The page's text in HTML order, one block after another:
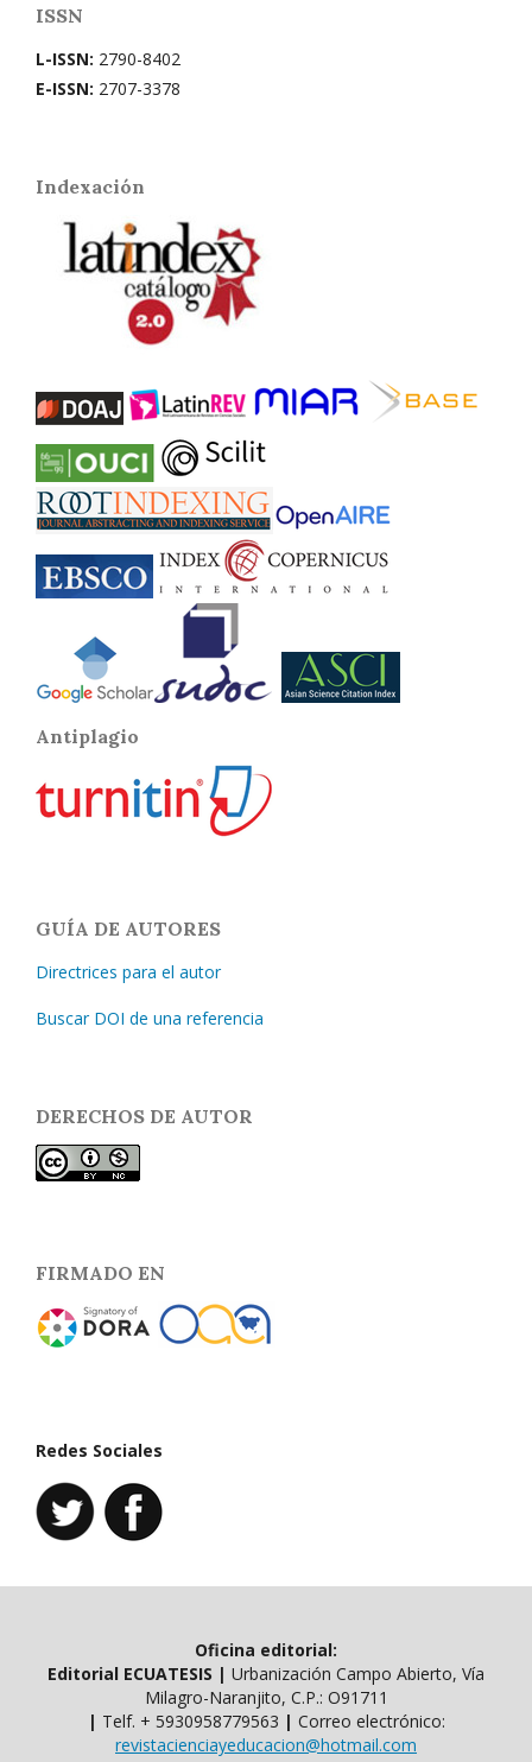
ISSN
L-ISSN: 2790-8402
E-ISSN: 2707-3378
Indexación
Antiplagio
GUÍA DE AUTORES
Directrices para el autor
Buscar DOI de una referencia
DERECHOS DE AUTOR
FIRMADO EN
Redes Sociales
Oficina editorial:
Editorial ECUATESIS | Urbanización Campo Abierto, Vía
Milagro-Naranjito, C.P.: O91711
| Telf. ​​+ 5930958779563 | Correo electrónico:
revistacienciayeducacion@hotmail.com